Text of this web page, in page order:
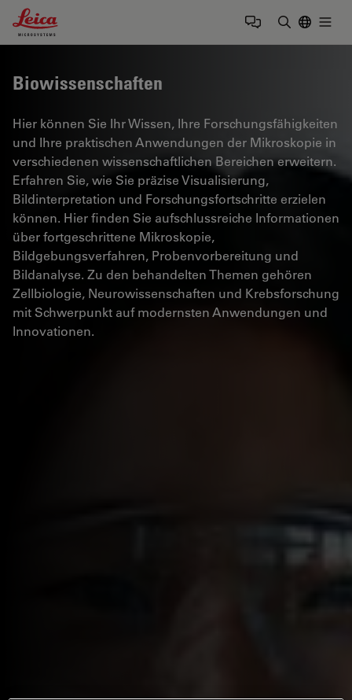
Leica Microsystems Logo
Biowissenschaften
Hier können Sie Ihr Wissen, Ihre Forschungsfähigkeiten
und Ihre praktischen Anwendungen der Mikroskopie in
verschiedenen wissenschaftlichen Bereichen erweitern.
Erfahren Sie, wie Sie präzise Visualisierung,
Bildinterpretation und Forschungsfortschritte erzielen
können. Hier finden Sie aufschlussreiche Informationen
über fortgeschrittene Mikroskopie,
Bildgebungsverfahren, Probenvorbereitung und
Bildanalyse. Zu den behandelten Themen gehören
Zellbiologie, Neurowissenschaften und Krebsforschung
mit Schwerpunkt auf modernsten Anwendungen und
Innovationen.